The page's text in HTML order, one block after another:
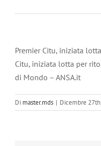
Premier Citu, iniziata
Citu, iniziata lotta per
di Mondo – ANSA.it
Di master.mds | Dicembre